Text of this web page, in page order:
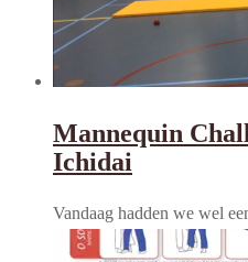
Mannequin
Ichidai
Vandaag hadden we wel